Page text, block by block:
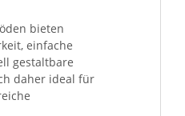
bieten
einfache
gestaltbare
daher ideal für